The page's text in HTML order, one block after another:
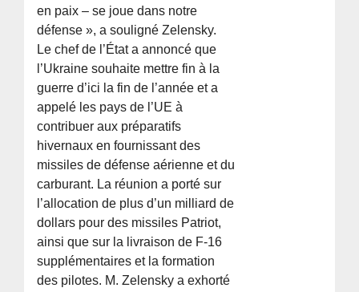
en paix – se joue dans notre
défense », a souligné Zelensky.
Le chef de l’État a annoncé que
l’Ukraine souhaite mettre fin à la
guerre d’ici la fin de l’année et a
appelé les pays de l’UE à
contribuer aux préparatifs
hivernaux en fournissant des
missiles de défense aérienne et du
carburant. La réunion a porté sur
l’allocation de plus d’un milliard de
dollars pour des missiles Patriot,
ainsi que sur la livraison de F-16
supplémentaires et la formation
des pilotes. M. Zelensky a exhorté